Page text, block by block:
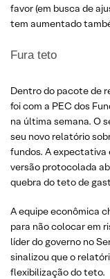
favor (em busca de
tem aumentado
Fura teto
Dentro do pacote de
foi com a PEC dos
na última semana. O
seu novo relatório
fundos. A expectativa
versão protocolada
quebra do teto de
A equipe econômica
para não colocar em
líder do governo no
sinalizou que o
flexibilização do teto.